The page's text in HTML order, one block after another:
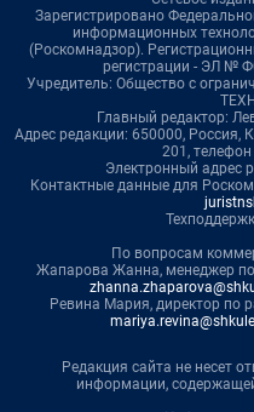
Зарегистрировано
информационных
(Роскомнадзор).
регистрации - ЭЛ №
Учредитель: Общество с
Главный редактор:
Адрес редакции: 650000, Россия,
201,
Электронный адрес
Контактные данные для
По вопросам
Жапарова Жанна, менеджер
Ревина Мария, директор по
Редакция сайта не несет
информации,